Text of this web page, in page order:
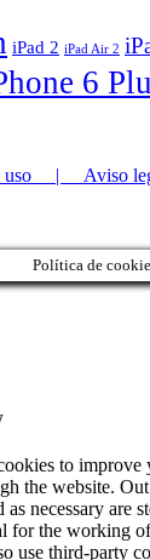
iPad 2 iPad Air 2
6
uso | Aviso
Política de
to
the website.
as necessary are
for the working
use third-party